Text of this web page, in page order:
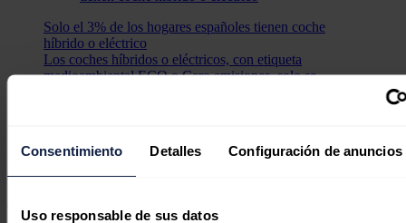
Consentimiento Detalles Configuración de anuncios
Uso responsable de sus datos
Solo el 3% de los hogares españoles tienen coche
híbrido o eléctrico
Los coches híbridos o eléctricos, con etiqueta
medioambiental ECO o Cero emisiones, solo se
mundos del transporte, la energía y el entorno construido. Sin